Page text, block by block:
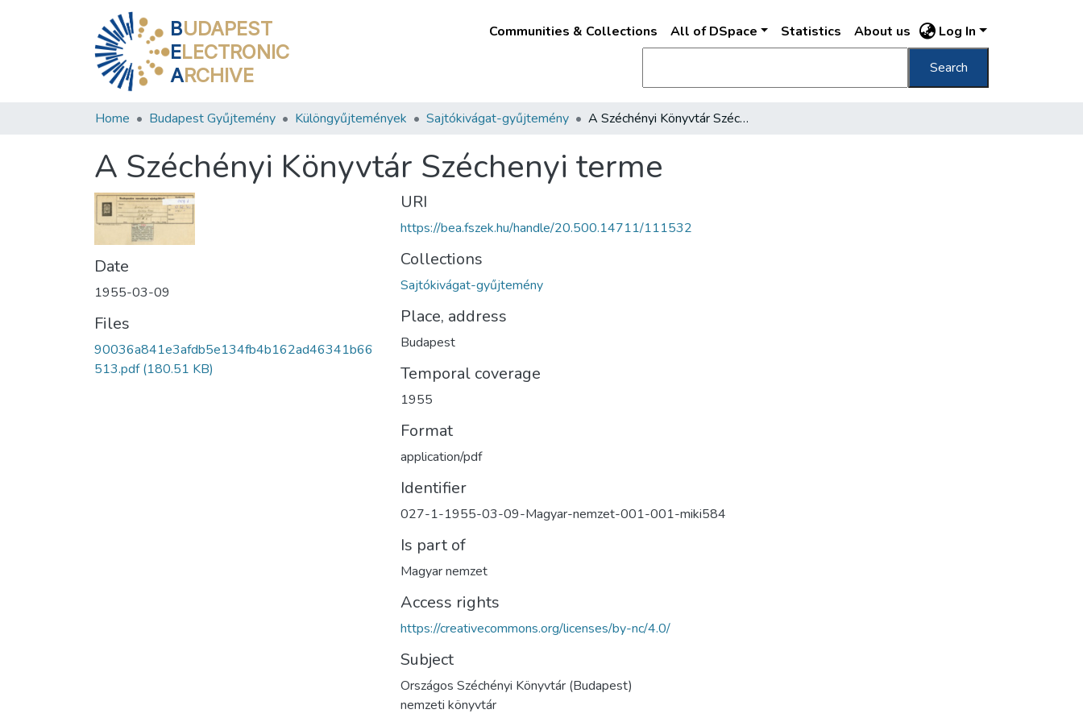
BUDAPEST
ELECTRONIC
ARCHIVE
Communities & Collections All of DSpace Statistics About us Log In
Search
Home Budapest Gyűjtemény Különgyűjtemények Sajtókivágat-gyűjtemény A Széchényi Könyvtár Széchenyi terme
A Széchényi Könyvtár Széchenyi terme
Date
1955-03-09
Files
90036a841e3afdb5e134fb4b162ad46341b66
513.pdf(180.51 KB)
URI
https://bea.fszek.hu/handle/20.500.14711/111532
Collections
Sajtókivágat-gyűjtemény
Place, address
Budapest
Temporal coverage
1955
Format
application/pdf
Identifier
027-1-1955-03-09-Magyar-nemzet-001-001-miki584
Is part of
Magyar nemzet
Access rights
https://creativecommons.org/licenses/by-nc/4.0/
Subject
Országos Széchényi Könyvtár (Budapest)
nemzeti könyvtár